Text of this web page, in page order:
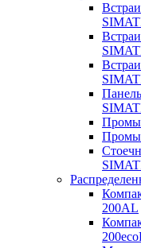
200AL